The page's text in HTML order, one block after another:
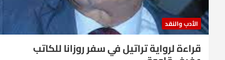
الأدب والنقد
قراءة لرواية تراتيل في سفر روزانا للكاتب